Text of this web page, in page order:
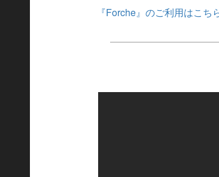
『Forche』のご利用はこ